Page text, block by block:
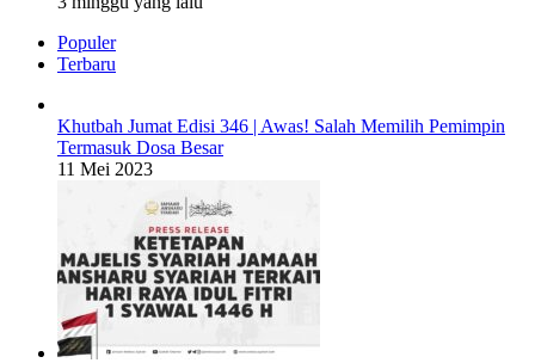
Populer
Terbaru
Khutbah Jumat Edisi 346 | Awas! Salah Memilih Pemimpin
Termasuk Dosa Besar
11 Mei 2023